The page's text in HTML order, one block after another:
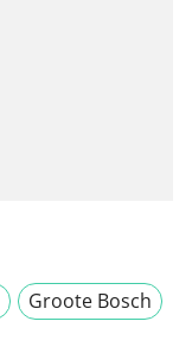
Groote Bosch